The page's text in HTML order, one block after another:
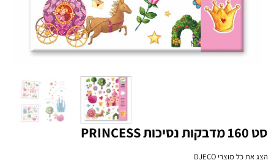
סט 160 מדבקות נסיכות PRINCESS
הצג את כל מוצריDJECO